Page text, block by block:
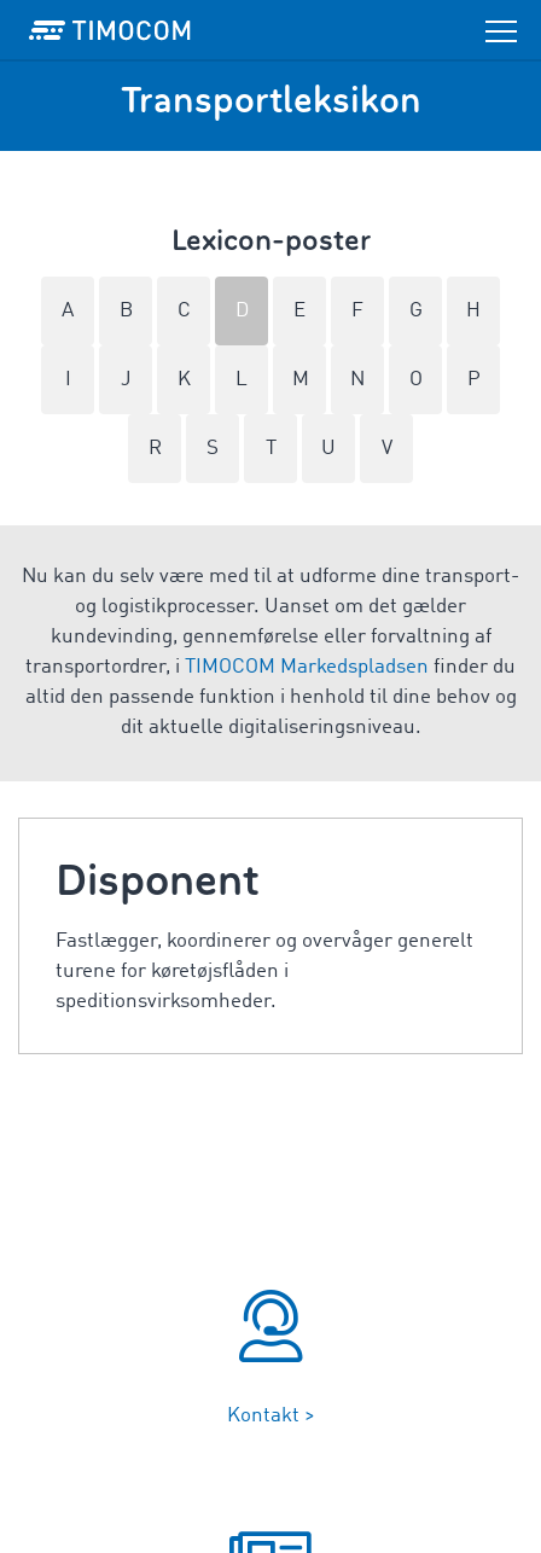
Transportleksikon
Lexicon-poster
A B C D E F G H
J K L M N O P
R S U V
Nu kan du selv være med til at udforme dine transport-
og logistikprocesser. Uanset om det gælder
kundevinding, gennemførelse eller forvaltning af
transportordrer, i
TIMOCOM Markedspladsen finder du
altid den passende funktion i henhold til dine behov og
dit aktuelle digitaliseringsniveau.
Disponent
Fastlægger, koordinerer og overvåger generelt
turene for køretøjsflåden i
speditionsvirksomheder.
Kontakt >